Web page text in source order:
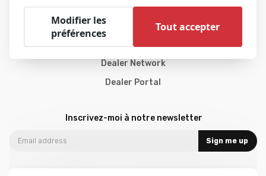
À propos de nous
Contactez-nous
Dealer Network
Dealer Portal
Inscrivez-moi à notre newsletter
Sign me up
Modifier les
préférences
Tout accepter